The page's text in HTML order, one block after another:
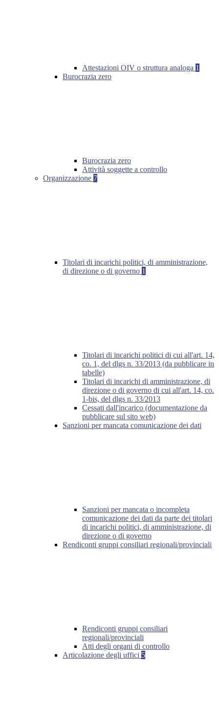
Attestazioni OIV o struttura analoga 1
Burocrazia zero
Burocrazia zero
Attività soggette a controllo
Organizzazione 7
Titolari di incarichi politici, di amministrazione,
di direzione o di governo 1
Titolari di incarichi politici di cui all'art. 14,
co. 1, del dlgs n. 33/2013 (da pubblicare in
tabelle)
Titolari di incarichi di amministrazione, di
direzione o di governo di cui all'art. 14, co.
1-bis, del dlgs n. 33/2013
Cessati dall'incarico (documentazione da
pubblicare sul sito web)
Sanzioni per mancata comunicazione dei dati
Sanzioni per mancata o incompleta
comunicazione dei dati da parte dei titolari
di incarichi politici, di amministrazione, di
direzione o di governo
Rendiconti gruppi consiliari regionali/provinciali
Rendiconti gruppi consiliari
regionali/provinciali
Atti degli organi di controllo
Articolazione degli uffici 5